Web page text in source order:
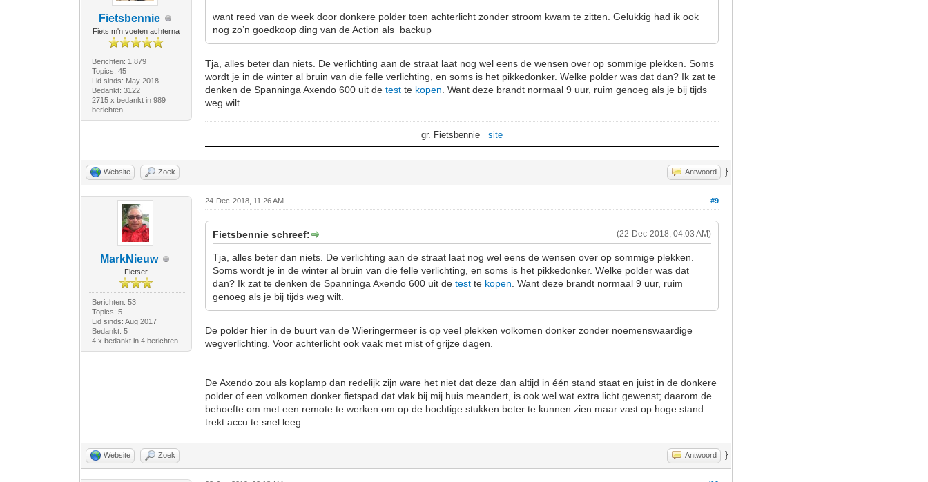
Fietsbennie
Fiets m'n voeten achterna
Berichten: 1.879
Topics: 45
Lid sinds: May 2018
Bedankt: 3122
2715 x bedankt in 989
berichten
want reed van de week door donkere polder toen achterlicht zonder stroom kwam te zitten. Gelukkig had ik ook
nog zo’n goedkoop ding van de Action als backup
Tja, alles beter dan niets. De verlichting aan de straat laat nog wel eens de wensen over op sommige plekken. Soms
wordt je in de winter al bruin van die felle verlichting, en soms is het pikkedonker. Welke polder was dat dan? Ik zat te
denken de Spanninga Axendo 600 uit detest te kopen . Want deze brandt normaal 9 uur, ruim genoeg als je bij tijds
weg wilt.
gr. Fietsbenniesite
Website Zoek Antwoord }
MarkNieuw
Fietser
Berichten: 53
Topics: 5
Lid sinds: Aug 2017
Bedankt: 5
4 x bedankt in 4 berichten
#9
24-Dec-2018, 11:26 AM
(22-Dec-2018, 04:03 AM)
Fietsbennie schreef:
Tja, alles beter dan niets. De verlichting aan de straat laat nog wel eens de wensen over op sommige plekken.
Soms wordt je in de winter al bruin van die felle verlichting, en soms is het pikkedonker. Welke polder was dat
dan? Ik zat te denken de Spanninga Axendo 600 uit detest te kopen . Want deze brandt normaal 9 uur, ruim
genoeg als je bij tijds weg wilt.
De polder hier in de buurt van de Wieringermeer is op veel plekken volkomen donker zonder noemenswaardige
wegverlichting. Voor achterlicht ook vaak met mist of grijze dagen.
De Axendo zou als koplamp dan redelijk zijn ware het niet dat deze dan altijd in één stand staat en juist in de donkere
polder of een volkomen donker fietspad dat vlak bij mij huis meandert, is ook wel wat extra licht gewenst; daarom de
behoefte om met een remote te werken om op de bochtige stukken beter te kunnen zien maar vast op hoge stand
trekt accu te snel leeg.
Website Zoek Antwoord }